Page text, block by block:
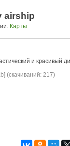
airship
Карты
и красивый
(cкачиваний: 217)